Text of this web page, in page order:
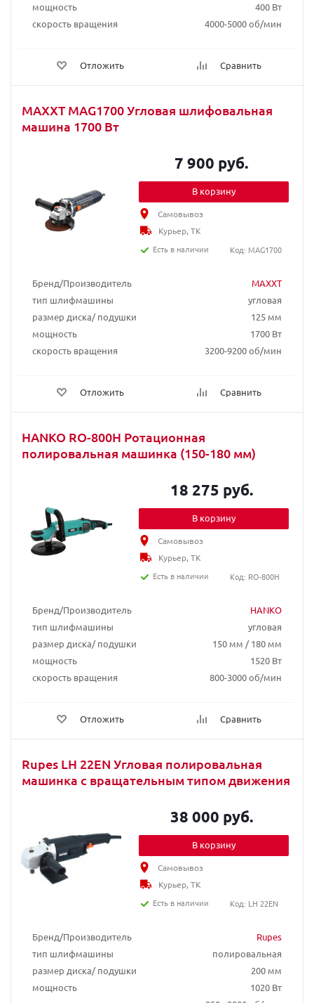
мощность
400 Вт
скорость вращения
4000-5000 об/мин
Отложить Сравнить
MAXXT MAG1700 Угловая шлифовальная
машина 1700 Вт
Бренд/Производитель
MAXXT
тип шлифмашины
угловая
размер диска/ подушки
125 мм
мощность
1700 Вт
скорость вращения
3200-9200 об/мин
Отложить Сравнить
7 900 руб.
В корзину
Самовывоз
Курьер, ТК
Есть в наличии
Код: MAG1700
HANKO RO-800H Ротационная
полировальная машинка (150-180 мм)
Бренд/Производитель
HANKO
тип шлифмашины
угловая
размер диска/ подушки
150 мм / 180 мм
мощность
1520 Вт
скорость вращения
800-3000 об/мин
Отложить Сравнить
18 275 руб.
В корзину
Самовывоз
Курьер, ТК
Есть в наличии
Код: RO-800H
Rupes LH 22EN Угловая полировальная
машинка с вращательным типом движения
Бренд/Производитель
Rupes
тип шлифмашины
полировальная
размер диска/ подушки
200 мм
мощность
1020 Вт
38 000 руб.
В корзину
Самовывоз
Курьер, ТК
Есть в наличии
Код: LH 22EN